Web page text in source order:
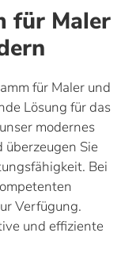
für Maler
für Maler und
Lösung für das
modernes
überzeugen Sie
Bei
Verfügung.
und effiziente